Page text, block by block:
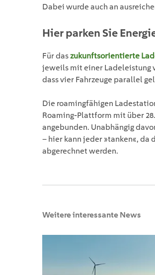
Dabei wurde auch an
Hier parken Sie
Für daszukunftsorientierte
jeweils mit einer Ladeleistung
dass vier Fahrzeuge parallel
Die roamingfähigen
Roaming-Plattform mit über
angebunden. Unabhängig
– hier kann jeder »tanken«,
abgerechnet werden.
Weitere interessante News